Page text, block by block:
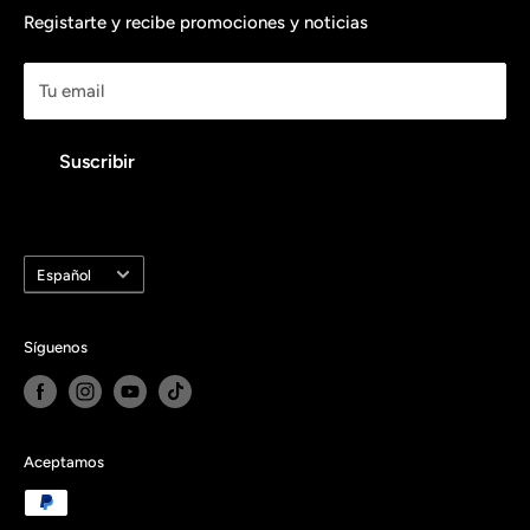
info@cressimexico.mx
Preguntas frecuentes
Política de reembolso
Registarte y recibe promociones y noticias
Tu email
Suscribir
Idioma
Español
Síguenos
Aceptamos